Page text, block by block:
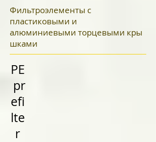
PE
pr
efi
lte
r
Фильтроэлементы с
пластиковыми и
алюминиевыми торцевыми кры
шками